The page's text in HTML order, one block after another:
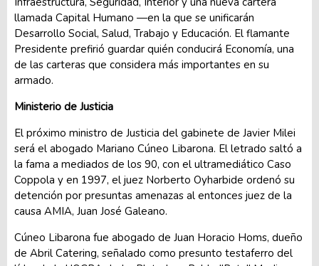
llamada Capital Humano —en la que se unificarán
Desarrollo Social, Salud, Trabajo y Educación. El flamante
Presidente prefirió guardar quién conducirá Economía, una
de las carteras que considera más importantes en su
armado.
Ministerio de Justicia
El próximo ministro de Justicia del gabinete de Javier Milei
será el abogado Mariano Cúneo Libarona. El letrado saltó a
la fama a mediados de los 90, con el ultramediático Caso
Coppola y en 1997, el juez Norberto Oyharbide ordenó su
detención por presuntas amenazas al entonces juez de la
causa AMIA, Juan José Galeano.
Cúneo Libarona fue abogado de Juan Horacio Homs, dueño
de Abril Catering, señalado como presunto testaferro del